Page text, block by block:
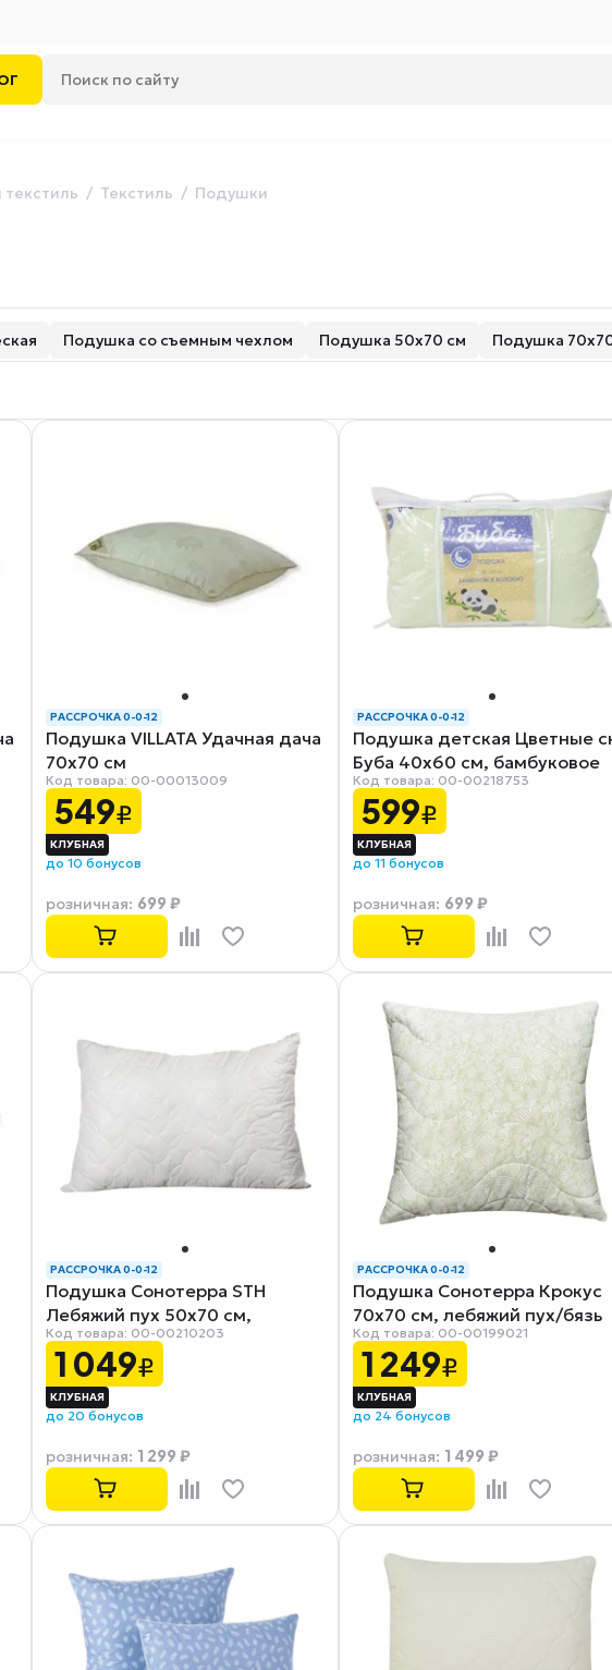
Текстиль Подушки
Подушка со съемным чехлом Подушка 50х70 см Подушка
РАССРОЧКА 0-0-12
Подушка VILLATA Удачная дача
70х70 см
Код товара: 00-00013009
549₽
до 10 бонусов
розничная: 699 ₽
РАССРОЧКА 0-0-12
Подушка детская Цветные
Буба 40х60 см, бамбуковое
волокно
Код товара: 00-00218753
599₽
до 11 бонусов
розничная: 699 ₽
РАССРОЧКА 0-0-12
Подушка Сонотерра STH
Лебяжий пух 50х70 см,
полиэфирное волокно
Код товара: 00-00210203
1 049₽
до 20 бонусов
розничная: 1 299 ₽
РАССРОЧКА 0-0-12
Подушка Сонотерра Крокус
70х70 см, лебяжий пух/бязь
Код товара: 00-00199021
1 249₽
до 24 бонусов
розничная: 1 499 ₽